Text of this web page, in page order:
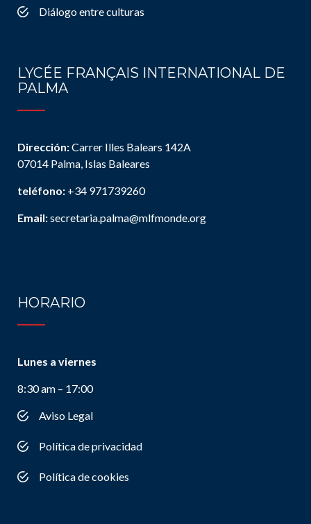
Diálogo entre culturas
LYCÉE FRANÇAIS INTERNATIONAL DE
PALMA
Dirección:Carrer Illes Balears 142A
07014 Palma, Islas Baleares
teléfono: +34 971739260
Email:secretaria.palma@mlfmonde.org
HORARIO
Lunes a viernes
8:30 am – 17:00
Aviso Legal
Política de privacidad
Política de cookies